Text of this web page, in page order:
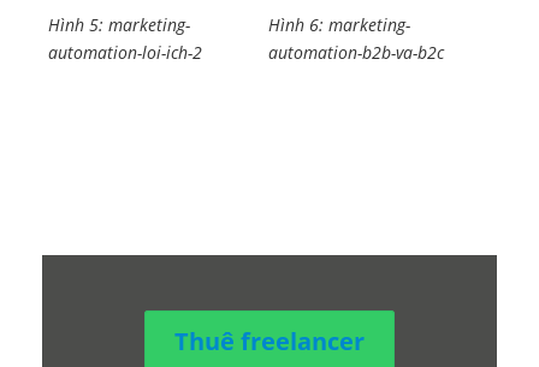
Hình 5: marketing-
automation-loi-ich-2
Hình 6: marketing-
automation-b2b-va-b2c
Thuê freelancer